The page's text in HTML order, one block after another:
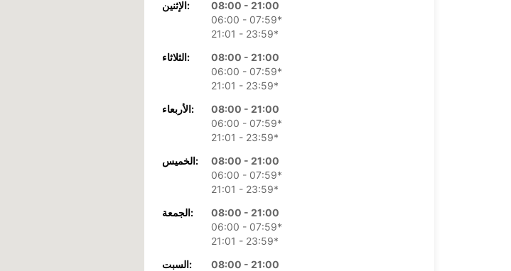
الإثنين:
08:00 - 21:00
06:00 - 07:59*
21:01 - 23:59*
الثلاثاء:
08:00 - 21:00
06:00 - 07:59*
21:01 - 23:59*
الأربعاء:
08:00 - 21:00
06:00 - 07:59*
21:01 - 23:59*
الخميس:
08:00 - 21:00
06:00 - 07:59*
21:01 - 23:59*
الجمعة:
08:00 - 21:00
06:00 - 07:59*
21:01 - 23:59*
السبت:
08:00 - 21:00